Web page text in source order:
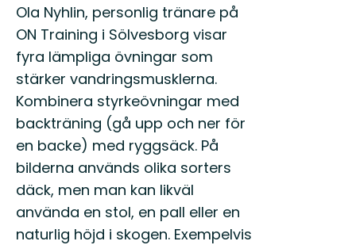
Ola Nyhlin, personlig tränare på
ON Training i Sölvesborg visar
fyra lämpliga övningar som
stärker vandringsmusklerna.
Kombinera styrkeövningar med
backträning (gå upp och ner för
en backe) med ryggsäck. På
bilderna används olika sorters
däck, men man kan likväl
använda en stol, en pall eller en
naturlig höjd i skogen. Exempelvis